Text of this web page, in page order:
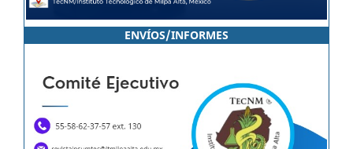
ENVÍOS/INFORMES